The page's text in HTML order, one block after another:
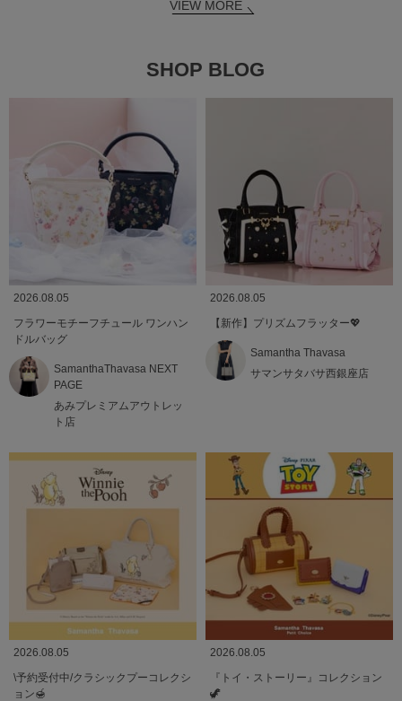
VIEW MORE
SHOP BLOG
2026.08.05
フラワーモチーフチュール ワンハン
ドルバッグ
SamanthaThavasa NEXT
PAGE
あみプレミアムアウトレッ
ト店
2026.08.05
【新作】プリズムフラッター💖
Samantha Thavasa
サマンサタバサ西銀座店
2026.08.05
\予約受付中/クラシックプーコレクシ
ョン🍯
2026.08.05
『トイ・ストーリー』コレクション
🦖